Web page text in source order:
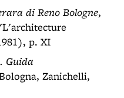
di Reno Bologne,
p. XI
Guida
Zanichelli,